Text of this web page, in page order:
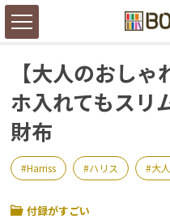
【大人のおし
ホ入れてもスリ
財布
Harriss ハリス 大
付録がすごい